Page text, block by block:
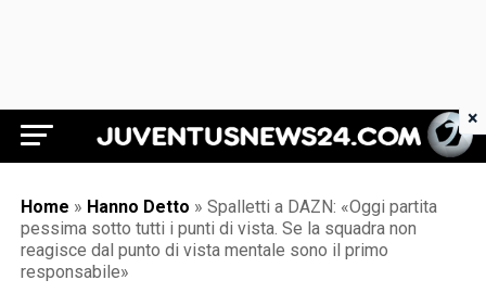
Juventus News 24
Home » Hanno Detto » Spalletti a DAZN: «Oggi partita
pessima sotto tutti i punti di vista. Se la squadra non
reagisce dal punto di vista mentale sono il primo
responsabile»
×